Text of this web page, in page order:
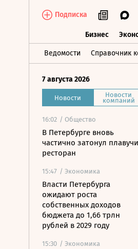
Подписка
Бизнес
Ведомости Справочник
Бизнес
7 августа 2026
Новости Новости
компаний
16:02 / Общество
В Петербурге вновь
частично затонул
ресторан
15:47 / Экономика
Власти Петербурга
ожидают роста
собственных доходов
бюджета до 1,66 трлн
рублей в 2029 году
15:30 / Экономика